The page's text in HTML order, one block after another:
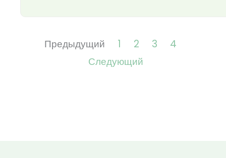
Предыдущий 1 2 3
4
Следующий